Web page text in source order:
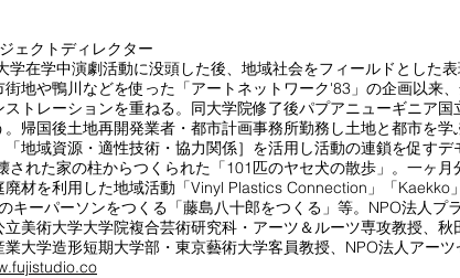
ェクトディレクター
在学中演劇活動に没頭した後、地域社会をフィールドとした表
地や鴨川などを使った「アートネットワーク'83」の企画以来
トレーションを重ねる。同大学院修了後パプアニューギニア国
帰国後土地再開発業者・都市計画事務所勤務し土地と都市を学
地域資源・適性技術・協力関係］を活用し活動の連鎖を促すデ
された家の柱からつくられた「101匹のヤセ犬の散歩」。一ヶ月
材を利用した地域活動「Vinyl Plastics Connection」「Kaekko
ーパーソンをつくる「藤島八十郎をつくる」等。NPO法人プ
美術大学大学院複合芸術研究科・アーツ＆ルーツ専攻教授、秋
大学造形短期大学部・東京藝術大学客員教授、NPO法人アーツ